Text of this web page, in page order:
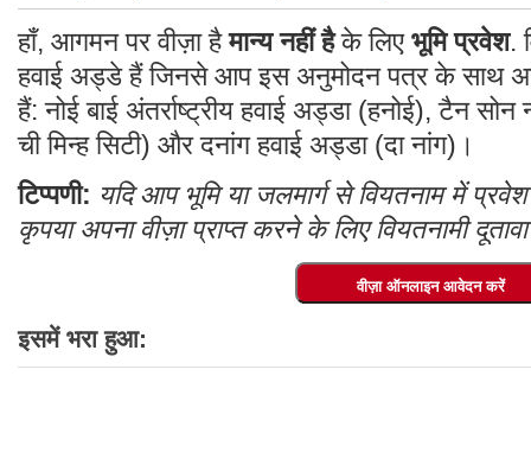
हाँ, आगमन पर वीज़ा हैमान्य नहीं हैके लिए भूमि प्रवेश.
हवाई अड्डे हैं जिनसे आप इस अनुमोदन पत्र के साथ
हैं: नोई बाई अंतर्राष्ट्रीय हवाई अड्डा (हनोई), टैन सोन
ची मिन्ह सिटी) और दनांग हवाई अड्डा (दा नांग)।
टिप्पणी: यदि आप भूमि या जलमार्ग से वियतनाम में
कृपया अपना वीज़ा प्राप्त करने के लिए वियतनामी
इसमें भरा हुआ: